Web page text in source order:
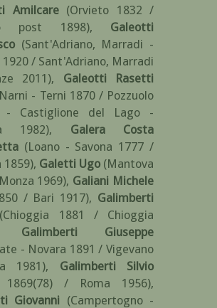
Amilcare
(Orvieto 1832 /
post 1898), Galeotti
(Sant'Adriano, Marradi -
1920 / Sant'Adriano, Marradi
2011), Galeotti Rasetti
- Terni 1870 / Pozzuolo
- Castiglione del Lago -
1982), Galera Costa
(Loano - Savona 1777 /
1859), Galetti Ugo (Mantova
1969), Galiani Michele
/ Bari 1917), Galimberti
(Chioggia 1881 / Chioggia
Galimberti Giuseppe
- Novara 1891 / Vigevano
1981), Galimberti Silvio
1869(78) / Roma 1956),
Giovanni
(Campertogno -